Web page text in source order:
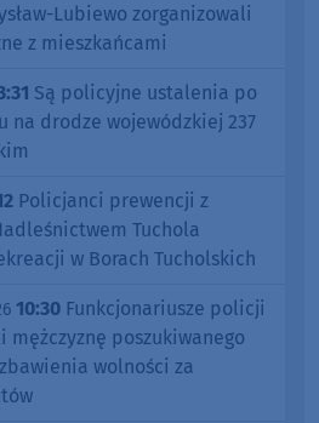
Lubiewo zorganizowali
z mieszkańcami
Są policyjne ustalenia po
na drodze wojewódzkiej 237
Policjanci prewencji z
Tuchola
w Borach Tucholskich
10:30 Funkcjonariusze policji
mężczyznę poszukiwanego
wolności za